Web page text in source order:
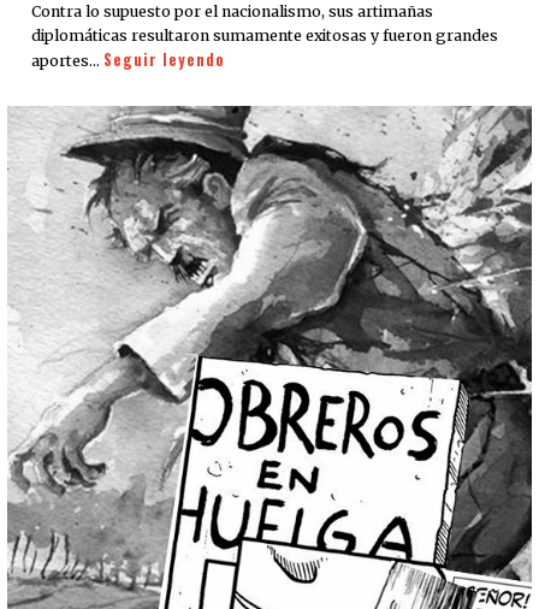
Contra lo supuesto por el nacionalismo, sus artimañas
diplomáticas resultaron sumamente exitosas y fueron grandes
aportes… Seguir leyendo